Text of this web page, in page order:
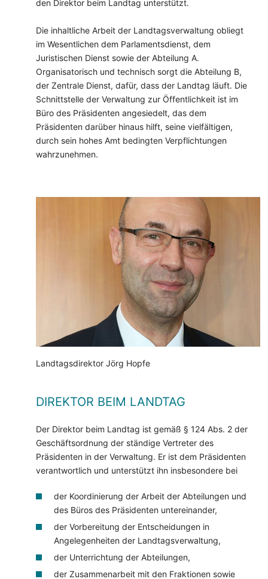
den Direktor beim Landtag unterstützt.
Die inhaltliche Arbeit der Landtagsverwaltung obliegt
im Wesentlichen dem Parlamentsdienst, dem
Juristischen Dienst sowie der Abteilung A.
Organisatorisch und technisch sorgt die Abteilung B,
der Zentrale Dienst, dafür, dass der Landtag läuft. Die
Schnittstelle der Verwaltung zur Öffentlichkeit ist im
Büro des Präsidenten angesiedelt, das dem
Präsidenten darüber hinaus hilft, seine vielfältigen,
durch sein hohes Amt bedingten Verpflichtungen
wahrzunehmen.
Landtagsdirektor Jörg Hopfe
DIREKTOR BEIM LANDTAG
Der Direktor beim Landtag ist gemäß § 124 Abs. 2 der
Geschäftsordnung der ständige Vertreter des
Präsidenten in der Verwaltung. Er ist dem Präsidenten
verantwortlich und unterstützt ihn insbesondere bei
der Koordinierung der Arbeit der Abteilungen und
des Büros des Präsidenten untereinander,
der Vorbereitung der Entscheidungen in
Angelegenheiten der Landtagsverwaltung,
der Unterrichtung der Abteilungen,
der Zusammenarbeit mit den Fraktionen sowie